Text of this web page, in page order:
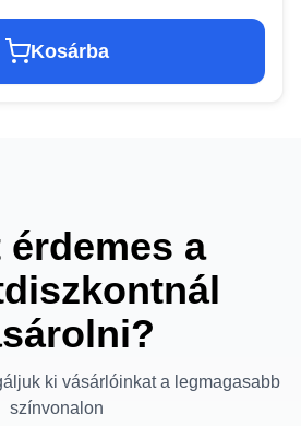
Kosárba
érdemes a
ki vásárlóinkat a legmagasabb
színvonalon